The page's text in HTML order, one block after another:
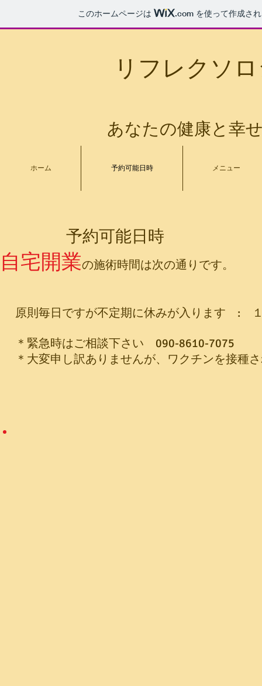
このホームページは .com を使って作成さ
リフレクソ
あなたの健康と幸
ホーム 予約可能日時 メニュー
​ 予約可能日時
自宅開業の施術時間は次の通りです。
則毎日ですが不定期に休みが入ります : １
緊急時はご相談下さい 090-8610-7075
大変申し訳ありませんが、ワクチンを接種